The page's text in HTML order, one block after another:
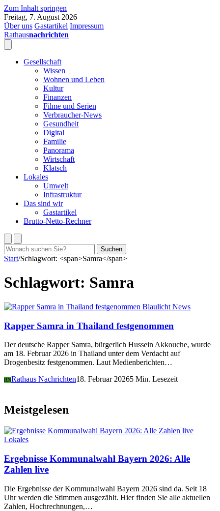
Zum Inhalt springen
Freitag, 7. August 2026
Über uns Gastartikel Impressum
Rathausnachrichten
Gesellschaft
Wissen
Wohnen und Leben
Kultur
Finanzen
Filme und Serien
Verbraucher-News
Gesundheit
Digital
Familie
Panorama
Wirtschaft
Klatsch
Lokales
Umwelt
Infrastruktur
Das sind wir
Gastartikel
Brutto-Netto-Rechner
Suchen
nach:
Suchen
Start/Schlagwort: <span>Samra</span>
Schlagwort: Samra
Blaulicht News
Rapper Samra in Thailand festgenommen
Der deutsche Rapper Samra, bürgerlich Hussein Akkouche, wurde
am 18. Februar 2026 in Thailand unter dem Verdacht auf
Drogenbesitz festgenommen. Laut Medienberichten…
RNRathaus Nachrichten18. Februar 20265 Min. Lesezeit
Meistgelesen
Lokales
Ergebnisse Kommunalwahl Bayern 2026: Alle
Zahlen live
Die Ergebnisse der Kommunalwahl Bayern 2026 sind da. Seit 18
Uhr werden die Stimmen ausgezählt. Hier finden Sie alle aktuellen
Zahlen, Hochrechnungen,…